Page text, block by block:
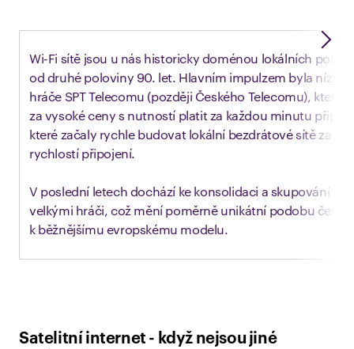
Wi-Fi sítě jsou u nás historicky doménou lokálních
od druhé poloviny 90. let. Hlavním impulzem byla nízká
hráče SPT Telecomu (později Českého Telecomu), který
za vysoké ceny s nutností platit za každou minutu
které začaly rychle budovat lokální bezdrátové sítě za
rychlostí připojení.
V poslední letech dochází ke konsolidaci a skupování
velkými hráči, což mění poměrně unikátní podobu
k běžnějšímu evropskému modelu.
Satelitní internet - když nejsou jiné